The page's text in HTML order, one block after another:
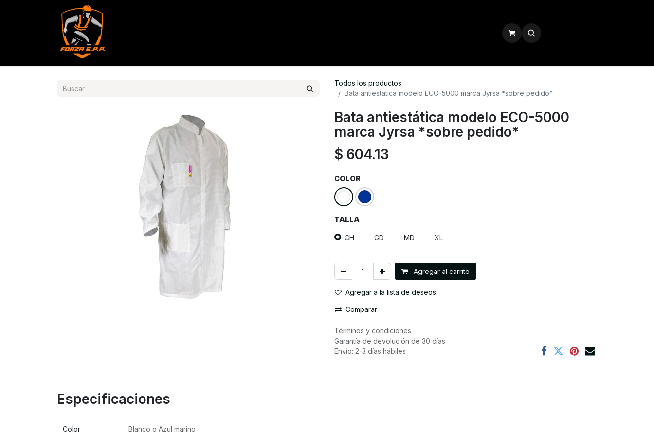
Todos los productos
Bata antiestática modelo ECO-5000 marca Jyrsa *sobre pedido*
Bata antiestática modelo ECO-5000
marca Jyrsa *sobre pedido*
$ 604.13
COLOR
TALLA
CH GD MD XL
Agregar al carrito
Agregar a la lista de deseos
Comparar
Términos y condiciones
Garantía de devolución de 30 días
Envío: 2-3 días hábiles
Especificaciones
Color Blanco o Azul marino